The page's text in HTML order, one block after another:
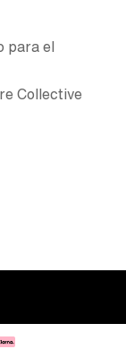
para el
Collective